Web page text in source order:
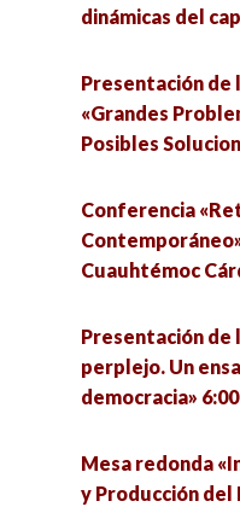
Regional de
Ante el COVID-19
6:00 pm
Foro «La
Cultura física” 6:30
ciencia y la
concepto de
Guerra México-
dinámicas del
Presentación de
«Grandes
Posibles
Conferencia
Cuauhtémoc
Presentación de
perplejo. Un
democracia»
Mesa redonda
y Producción